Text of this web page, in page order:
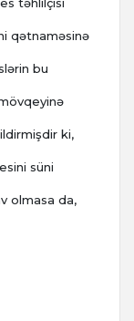
təhlilçisi
qətnaməsinə
bu
ki,
süni
olmasa da,